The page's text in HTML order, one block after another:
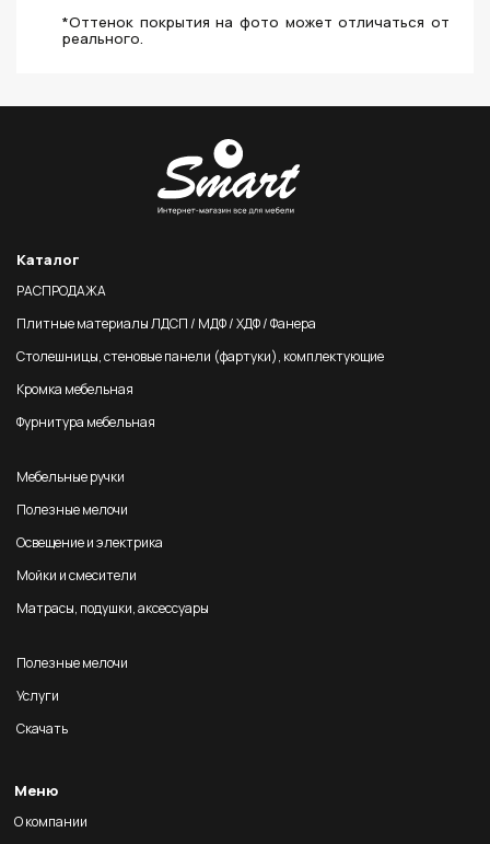
*Оттенок покрытия на фото может отличаться от
реального.
Каталог
РАСПРОДАЖА
Плитные материалы ЛДСП / МДФ / ХДФ / Фанера
Столешницы, стеновые панели (фартуки), комплектующие
Кромка мебельная
Фурнитура мебельная
Мебельные ручки
Полезные мелочи
Освещение и электрика
Мойки и смесители
Матрасы, подушки, аксессуары
Полезные мелочи
Услуги
Скачать
Меню
О компании